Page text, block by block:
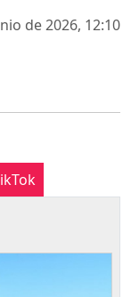
de 2026, 12:10